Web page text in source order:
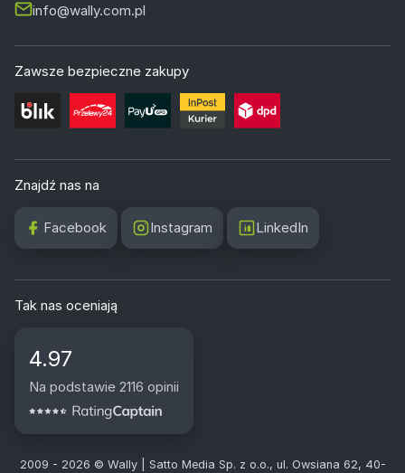
info@wally.com.pl
Zawsze bezpieczne zakupy
Znajdź nas na
Facebook Instagram LinkedIn
Tak nas oceniają
4.97
Na podstawie 2116 opinii
2009 - 2026 © Wally | Satto Media Sp. z o.o., ul. Owsiana 62, 40-